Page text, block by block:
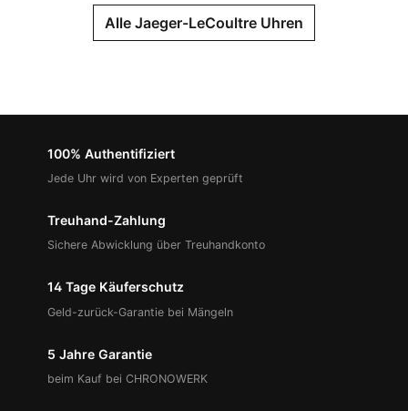
Alle Jaeger-LeCoultre Uhren
100% Authentifiziert
Jede Uhr wird von Experten geprüft
Treuhand-Zahlung
Sichere Abwicklung über Treuhandkonto
14 Tage Käuferschutz
Geld-zurück-Garantie bei Mängeln
5 Jahre Garantie
beim Kauf bei CHRONOWERK